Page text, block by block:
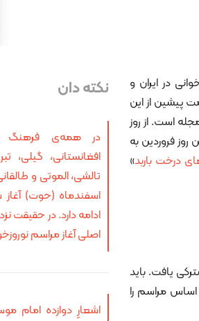
در ایران و
پیشین از این
است. از روز
روز فروردین به
درخت باربد»
یافت. باید
مراسم را
نکته دان
در همه‌ی فرهنگ
افغانستانی، گیلی،
تالشی، الموتی و
اسفندماه (حوت)
ادامه دارد. در حقیقت
اصلی آغاز مراسم
اشعارِ دوازده امام